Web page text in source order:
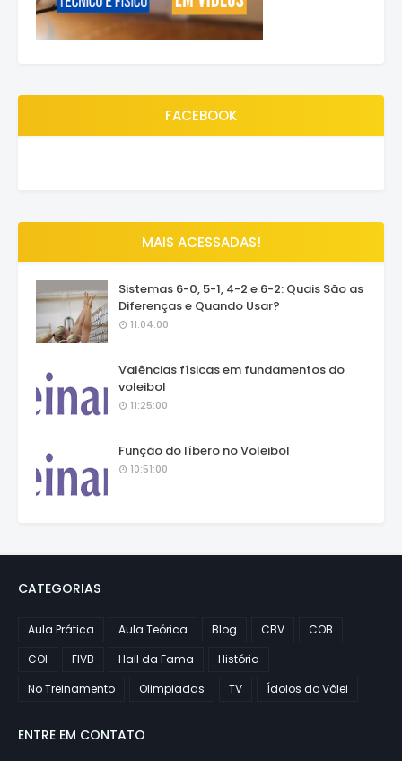
FACEBOOK
MAIS ACESSADAS!
Sistemas 6-0, 5-1, 4-2 e 6-2: Quais São as
Diferenças e Quando Usar?
11:04:00
Valências físicas em fundamentos do
voleibol
11:25:00
Função do líbero no Voleibol
10:51:00
CATEGORIAS
Aula Prática Aula Teórica Blog CBV
COB
COI
FIVB Hall da Fama
História
No Treinamento
Olimpiadas TV Ídolos do Vôlei
ENTRE EM CONTATO